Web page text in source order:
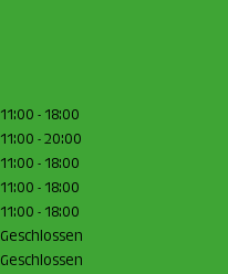
11:00 - 18:00
11:00 - 20:00
11:00 - 18:00
11:00 - 18:00
11:00 - 18:00
Geschlossen
Geschlossen